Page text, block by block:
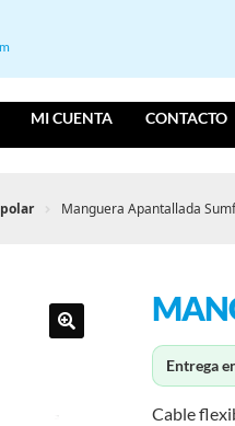
MI CUENTA CONTACTO
Manguera Apantallada
Entrega
Cable